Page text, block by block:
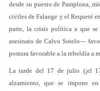
desde su puesto de Pamplona,
civiles de Falange y el Requeté
parte, la crisis política a que se
asesinato de Calvo Sotelo—
postura favorable a la rebeldía a
La tarde del 17 de julio (¡el
alzamiento, que se impone